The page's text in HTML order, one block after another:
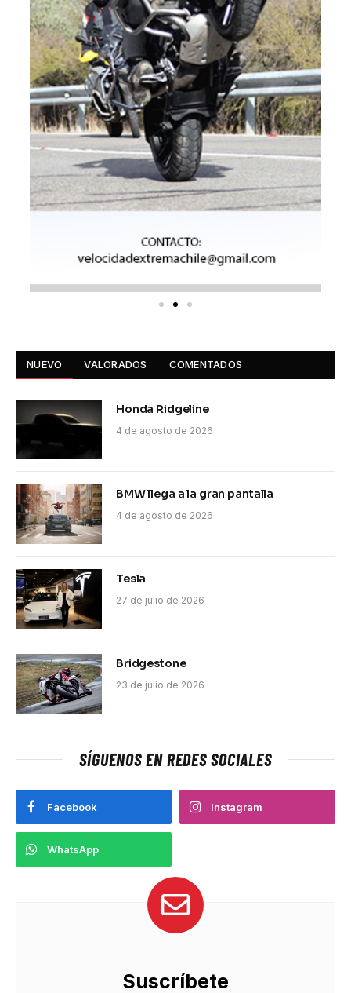
NUEVO VALORADOS COMENTADOS
Honda Ridgeline
4 de agosto de 2026
BMW llega a la gran pantalla
4 de agosto de 2026
Tesla
27 de julio de 2026
Bridgestone
23 de julio de 2026
SÍGUENOS EN REDES SOCIALES
Facebook Instagram
WhatsApp
Suscríbete